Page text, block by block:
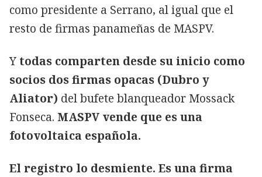
como presidente a Serrano, al igual que el
resto de firmas panameñas de MASPV.
Y todas comparten desde su inicio como
socios dos firmas opacas (Dubro y
Aliator) del bufete blanqueador Mossack
Fonseca. MASPV vende que es una
fotovoltaica española.
El registro lo desmiente. Es una firma